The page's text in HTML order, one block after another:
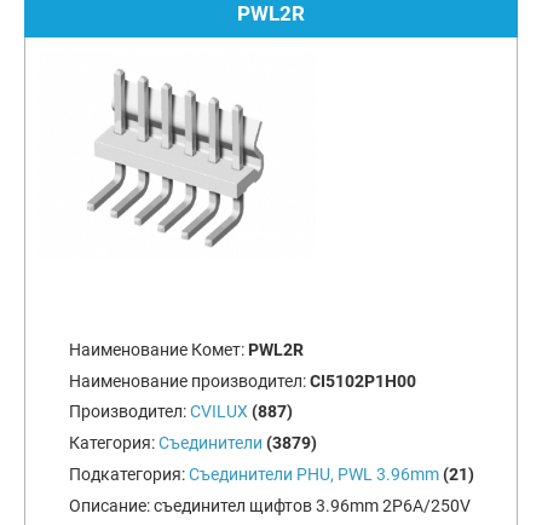
PWL2R
Наименование Комет: PWL2R
Наименование производител:CI5102P1H00
Производител:CVILUX (887)
Категория:Съединители (3879)
Подкатегория:Съединители PHU, PWL 3.96mm (21)
Описание:съединител щифтов 3.96mm 2P6A/250V